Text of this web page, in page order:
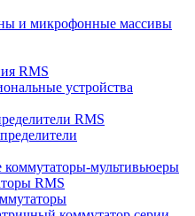
и микрофонные массивы
RMS
устройства
RMS
мультивьюеры
RMS